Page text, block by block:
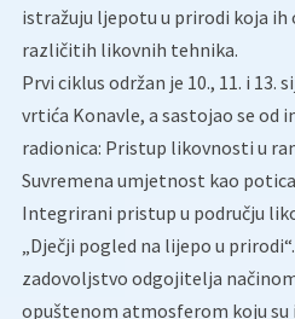
istražuju ljepotu u prirodi koja ih
različitih likovnih tehnika.
Prvi ciklus održan je 10., 11. i 13.
vrtića Konavle, a sastojao se od
radionica: Pristup likovnosti u
Suvremena umjetnost kao
Integrirani pristup u području
„Dječji pogled na lijepo u
zadovoljstvo odgojitelja
opuštenom atmosferom koju su